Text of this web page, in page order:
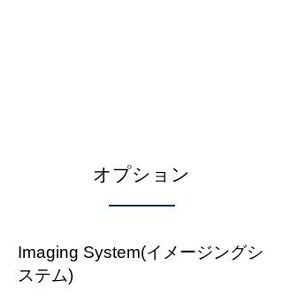
オプション
Imaging System(イメージングシ
ステム)